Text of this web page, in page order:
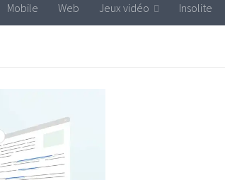
Mobile Web Jeux vidéo Insolite